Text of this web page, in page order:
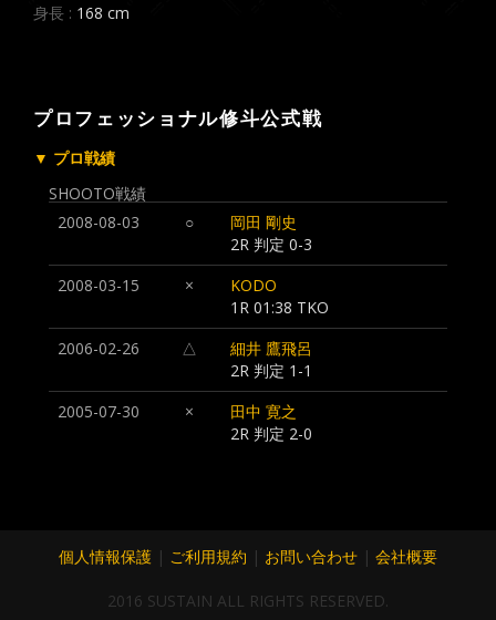
身長 : 168 cm
プロフェッショナル修斗公式戦
▼ プロ戦績
SHOOTO戦績
2008-08-03
○
岡田 剛史
2R 判定 0-3
2008-03-15
×
KODO
1R 01:38 TKO
2006-02-26
△
細井 鷹飛呂
2R 判定 1-1
2005-07-30
×
田中 寛之
2R 判定 2-0
個人情報保護 | ご利用規約 | お問い合わせ | 会社概要
2016 SUSTAIN ALL RIGHTS RESERVED.